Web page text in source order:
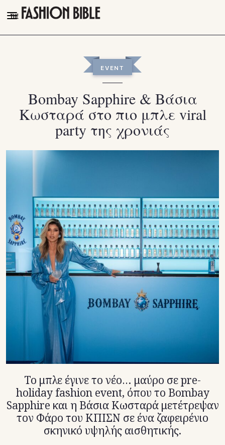
THE FASHION BIBLE
TALK OF THE TOWN
PLEASURES
FOLLOW
Youtube
TikTok
X(Twitter)
EVENT
Bombay Sapphire & Βάσια
Κωσταρά στο πιο μπλε viral
party της χρονιάς
Το μπλε έγινε το νέο… μαύρο σε pre-
holiday fashion event, όπου το Bombay
Sapphire και η Βάσια Κωσταρά μετέτρεψαν
τον Φάρο του ΚΠΙΣΝ σε ένα ζαφειρένιο
σκηνικό υψηλής αισθητικής.